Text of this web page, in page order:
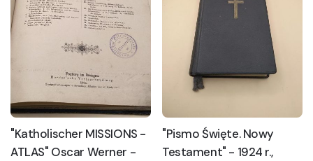
"Katholischer MISSIONS -
ATLAS" Oscar Werner -
"Pismo Święte. Nowy
Testament" - 1924 r.,